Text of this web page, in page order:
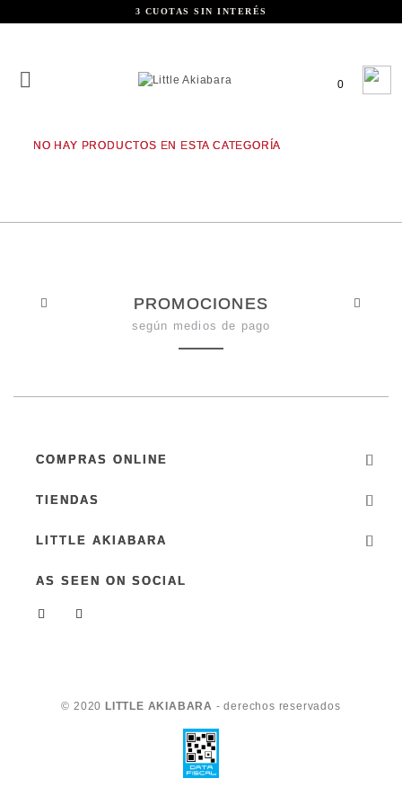
3 CUOTAS SIN INTERÉS
0
NO HAY PRODUCTOS EN ESTA CATEGORÍA
PROMOCIONES
según medios de pago
COMPRAS ONLINE
TIENDAS
LITTLE AKIABARA
AS SEEN ON SOCIAL
© 2020 LITTLE AKIABARA - derechos reservados